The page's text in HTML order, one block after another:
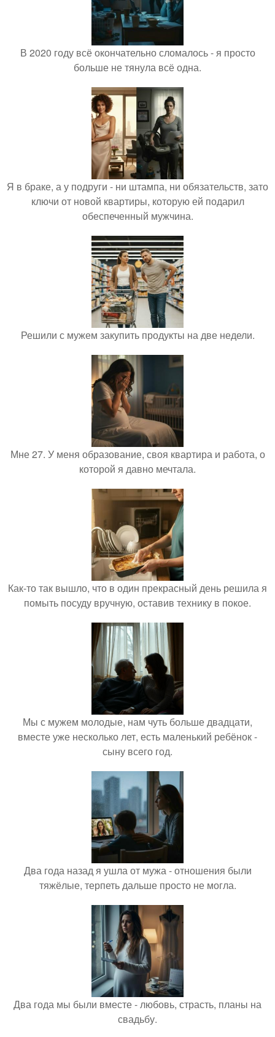
В 2020 году всё окончательно сломалось - я просто
больше не тянула всё одна.
Я в браке, а у подруги - ни штампа, ни обязательств, зато
ключи от новой квартиры, которую ей подарил
обеспеченный мужчина.
Решили с мужем закупить продукты на две недели.
Мне 27. У меня образование, своя квартира и работа, о
которой я давно мечтала.
Как-то так вышло, что в один прекрасный день решила я
помыть посуду вручную, оставив технику в покое.
Мы с мужем молодые, нам чуть больше двадцати,
вместе уже несколько лет, есть маленький ребёнок -
сыну всего год.
Два года назад я ушла от мужа - отношения были
тяжёлые, терпеть дальше просто не могла.
Два года мы были вместе - любовь, страсть, планы на
свадьбу.